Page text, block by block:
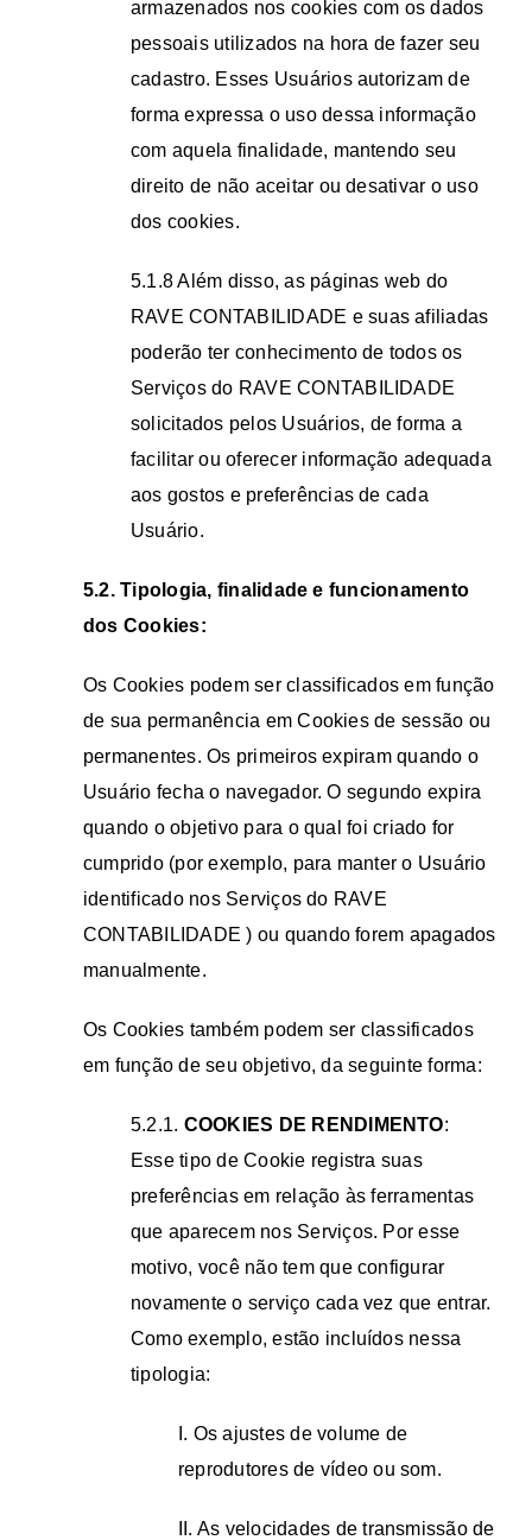
armazenados nos cookies com os dados
pessoais utilizados na hora de fazer seu
cadastro. Esses Usuários autorizam de
forma expressa o uso dessa informação
com aquela finalidade, mantendo seu
direito de não aceitar ou desativar o uso
dos cookies.
5.1.8 Além disso, as páginas web do
RAVE CONTABILIDADE e suas afiliadas
poderão ter conhecimento de todos os
Serviços do RAVE CONTABILIDADE
solicitados pelos Usuários, de forma a
facilitar ou oferecer informação adequada
aos gostos e preferências de cada
Usuário.
5.2. Tipologia, finalidade e funcionamento
dos Cookies:
Os Cookies podem ser classificados em função
de sua permanência em Cookies de sessão ou
permanentes. Os primeiros expiram quando o
Usuário fecha o navegador. O segundo expira
quando o objetivo para o qual foi criado for
cumprido (por exemplo, para manter o Usuário
identificado nos Serviços do RAVE
CONTABILIDADE ) ou quando forem apagados
manualmente.
Os Cookies também podem ser classificados
em função de seu objetivo, da seguinte forma:
5.2.1. COOKIES DE RENDIMENTO:
Esse tipo de Cookie registra suas
preferências em relação às ferramentas
que aparecem nos Serviços. Por esse
motivo, você não tem que configurar
novamente o serviço cada vez que entrar.
Como exemplo, estão incluídos nessa
tipologia:
I. Os ajustes de volume de
reprodutores de vídeo ou som.
II. As velocidades de transmissão de